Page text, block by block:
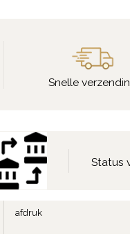
Snelle
Status
afdruk